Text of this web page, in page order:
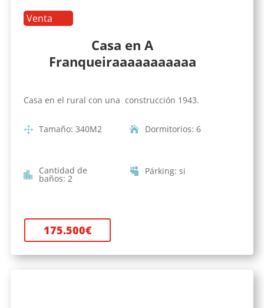
Venta
Casa en A
Franqueiraaaaaaaaaaa
Casa en el rural con una construcción 1943.
Tamaño: 340M2 Dormitorios: 6
Cantidad de
baños: 2
Párking: si
175.500€